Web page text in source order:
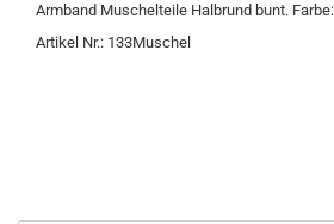
Armband Muschelteile Halbrund bunt.
Artikel Nr.: 133Muschel